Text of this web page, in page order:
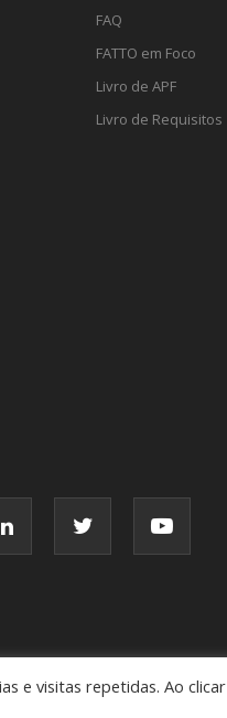
FAQ
FATTO em Foco
Livro de APF
Livro de Requisitos
reservados.
e visitas repetidas. Ao clicar